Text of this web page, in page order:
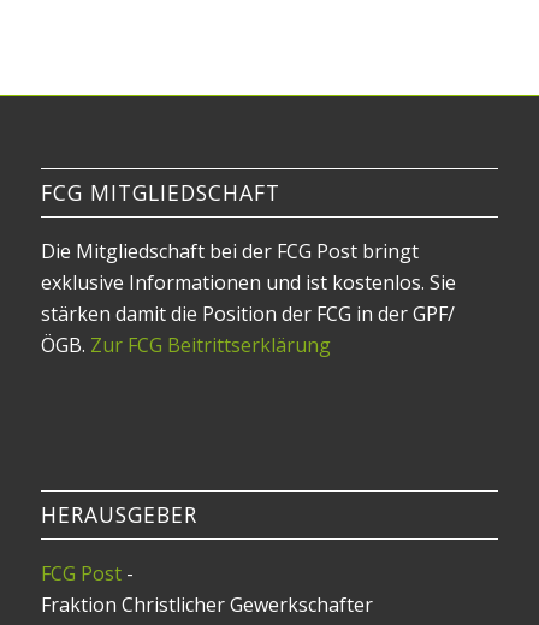
FCG MITGLIEDSCHAFT
Die Mitgliedschaft bei der FCG Post bringt
exklusive Informationen und ist kostenlos. Sie
stärken damit die Position der FCG in der GPF/
ÖGB. Zur FCG Beitrittserklärung
HERAUSGEBER
FCG Post-
Fraktion Christlicher Gewerkschafter